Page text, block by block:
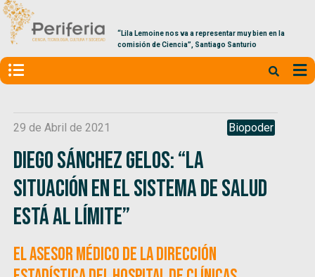
“Lila Lemoine nos va a representar muy bien en la
comisión de Ciencia”, Santiago Santurio
29 de Abril de 2021 Biopoder
Diego Sánchez Gelos: “La
situación en el sistema de salud
está al límite”
El asesor médico de la Dirección